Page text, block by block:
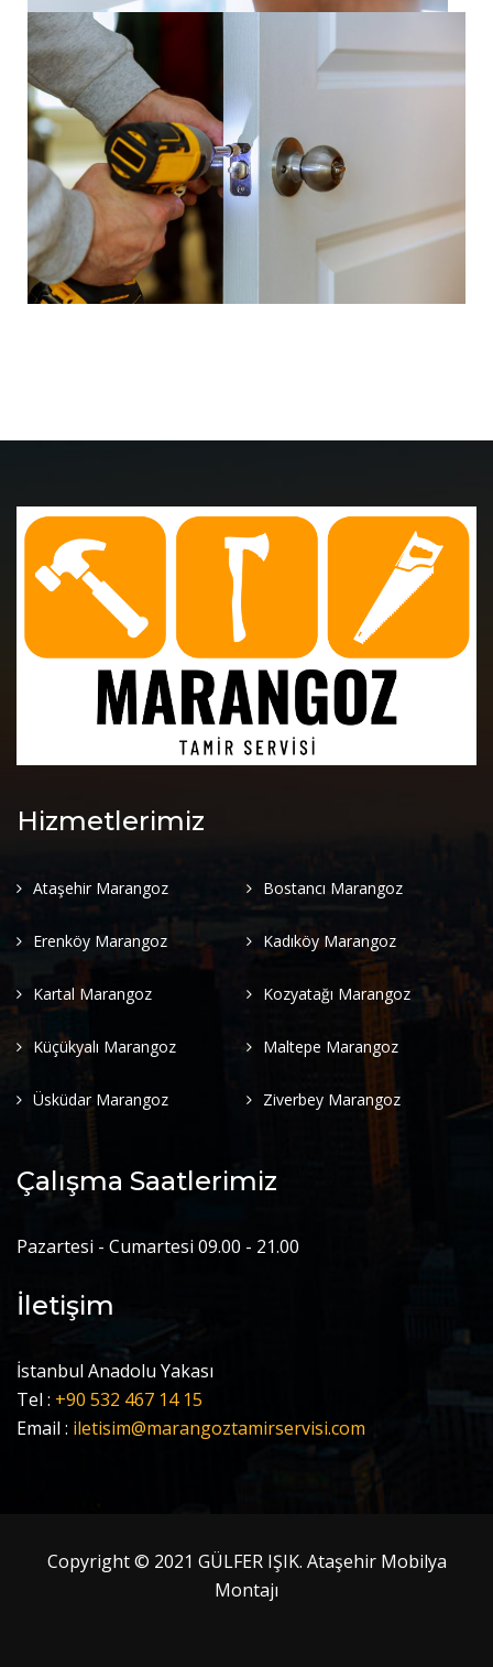
Hizmetlerimiz
Ataşehir Marangoz Bostancı Marangoz
Erenköy Marangoz Kadıköy Marangoz
Kartal Marangoz Kozyatağı Marangoz
Küçükyalı Marangoz Maltepe Marangoz
Üsküdar Marangoz Ziverbey Marangoz
Çalışma Saatlerimiz
Pazartesi - Cumartesi 09.00 - 21.00
İletişim
İstanbul Anadolu Yakası
Tel : +90 532 467 14 15
Email : iletisim@marangoztamirservisi.com
Copyright © 2021 GÜLFER IŞIK. Ataşehir Mobilya
Montajı